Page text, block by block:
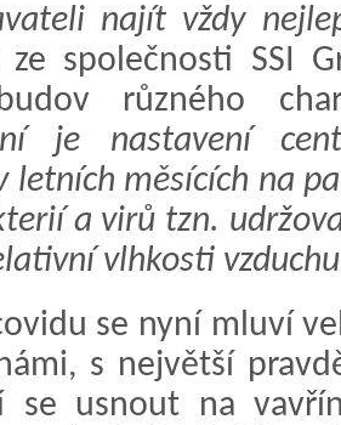
najít vždy
ze společnosti SSI
různého
je nastavení
letních měsících na
a virů tzn.
vlhkosti
se nyní mluví
s největší
se usnout na